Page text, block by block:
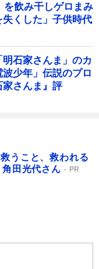
を飲み干しゲロまみ
くした」子供時代
石家さんま」のカ
少年」伝説のプロ
さんま』評
救うこと、救われる
田光代さん
PR